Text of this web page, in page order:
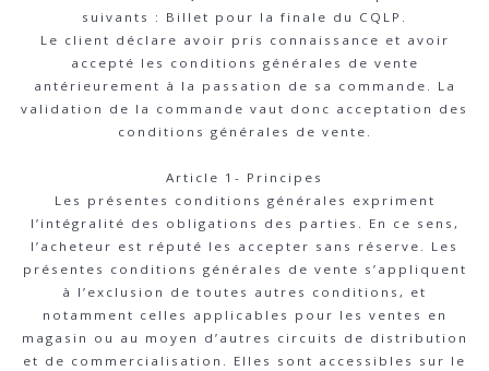
suivants : Billet pour la finale du CQLP.
Le client déclare avoir pris connaissance et avoir
accepté les conditions générales de vente
antérieurement à la passation de sa commande. La
validation de la commande vaut donc acceptation des
conditions générales de vente.
Article 1- Principes
Les présentes conditions générales expriment
l’intégralité des obligations des parties. En ce sens,
l’acheteur est réputé les accepter sans réserve. Les
présentes conditions générales de vente s’appliquent
à l’exclusion de toutes autres conditions, et
notamment celles applicables pour les ventes en
magasin ou au moyen d’autres circuits de distribution
et de commercialisation. Elles sont accessibles sur le